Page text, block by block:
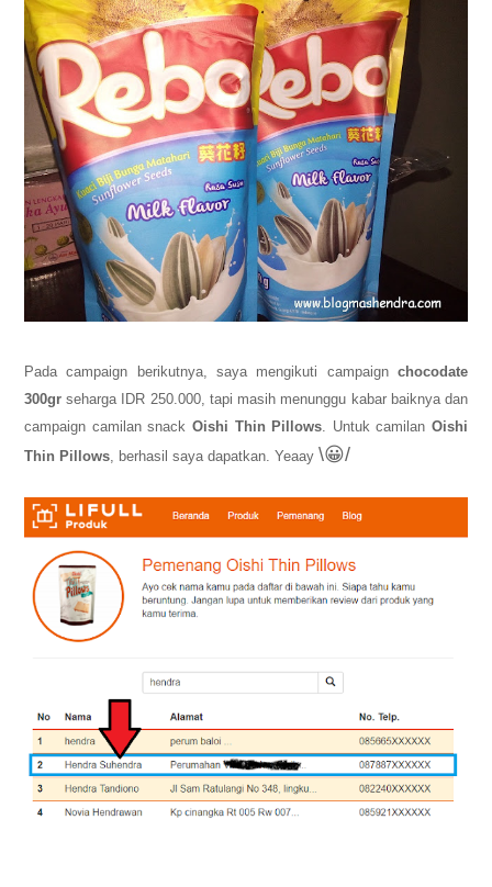
Pada campaign berikutnya, saya mengikuti campaign chocodate
300gr seharga IDR 250.000, tapi masih menunggu kabar baiknya dan
campaign camilan snack Oishi Thin Pillows . Untuk camilan Oishi
Thin Pillows , berhasil saya dapatkan. Yeaay \😀/